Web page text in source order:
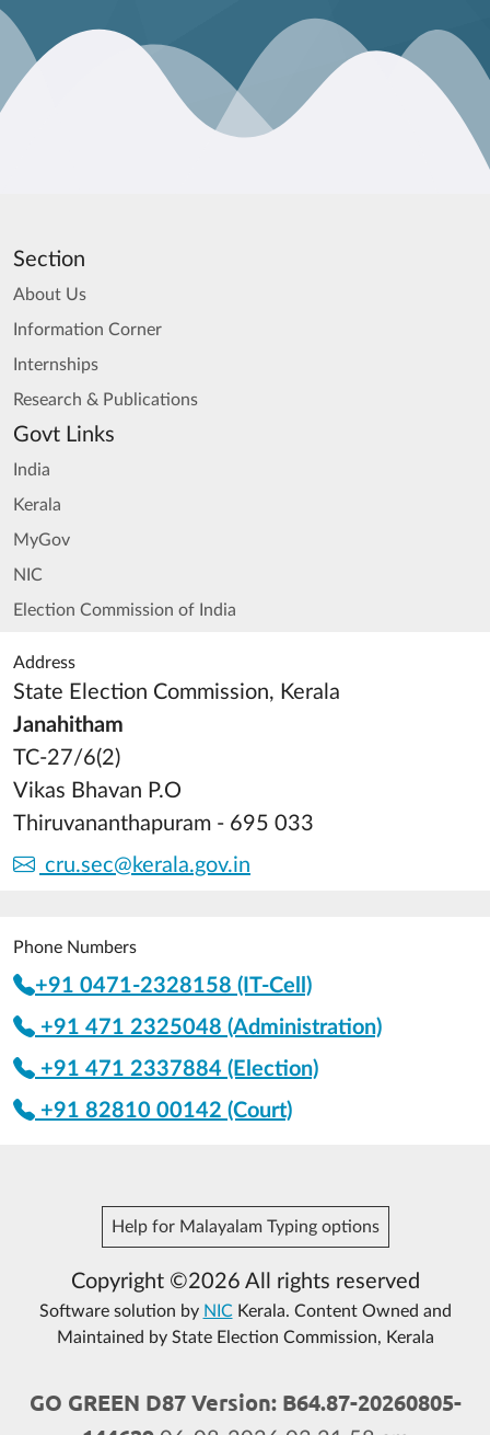
Section
About Us
Information Corner
Internships
Research & Publications
Govt Links
India
Kerala
MyGov
NIC
Election Commission of India
Address
State Election Commission, Kerala
Janahitham
TC-27/6(2)
Vikas Bhavan P.O
Thiruvananthapuram - 695 033
cru.sec@kerala.gov.in
Phone Numbers
+91 0471-2328158 (IT-Cell)
+91 471 2325048 (Administration)
+91 471 2337884 (Election)
+91 82810 00142 (Court)
Help for Malayalam Typing options
Copyright ©2026 All rights reserved
Software solution by NICKerala. Content Owned and
Maintained by State Election Commission, Kerala
GO GREEN D87 Version: B64.87-20260805-